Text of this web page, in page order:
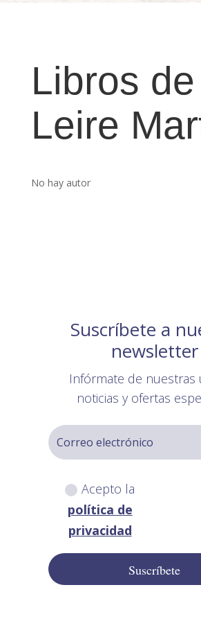
Libros de
Leire
No hay autor
Suscríbete a
newsletter
Infórmate de nuestras
noticias y ofertas
Acepto la
política de
privacidad
Suscríbete